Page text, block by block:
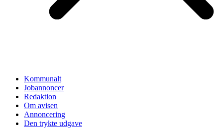
Kommunalt
Jobannoncer
Redaktion
Om avisen
Annoncering
Den trykte udgave